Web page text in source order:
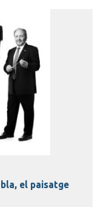
el paisatge